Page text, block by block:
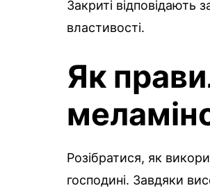
Закриті відповідають
властивості.
Як
Розібратися, як
господині. Завдяки